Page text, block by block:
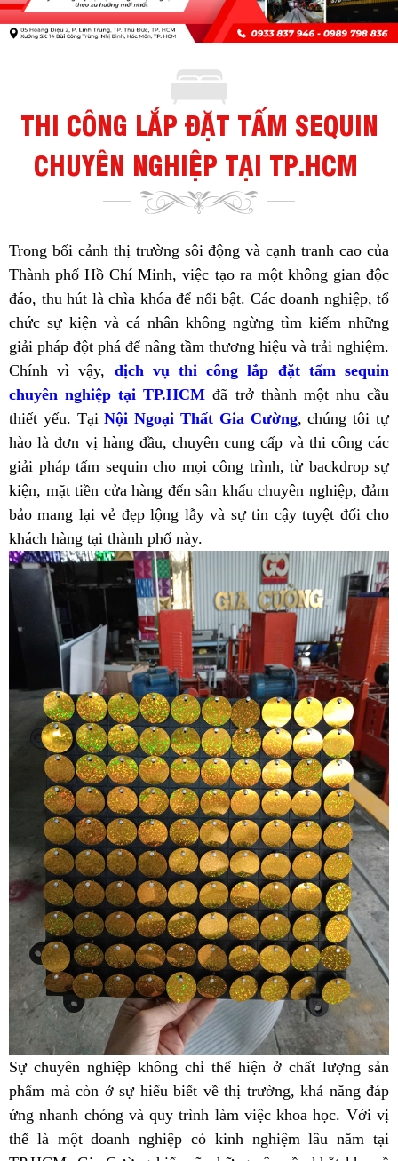
THI CÔNG LẮP ĐẶT TẤM SEQUIN
CHUYÊN NGHIỆP TẠI TP.HCM
Trong bối cảnh thị trường sôi động và cạnh tranh cao của
Thành phố Hồ Chí Minh, việc tạo ra một không gian độc
đáo, thu hút là chìa khóa để nổi bật. Các doanh nghiệp, tổ
chức sự kiện và cá nhân không ngừng tìm kiếm những
giải pháp đột phá để nâng tầm thương hiệu và trải nghiệm.
Chính vì vậy, dịch vụ thi công lắp đặt tấm sequin
chuyên nghiệp tại TP.HCM đã trở thành một nhu cầu
thiết yếu. TạiNội Ngoại Thất Gia Cường, chúng tôi tự
hào là đơn vị hàng đầu, chuyên cung cấp và thi công các
giải pháp tấm sequin cho mọi công trình, từ backdrop sự
kiện, mặt tiền cửa hàng đến sân khấu chuyên nghiệp, đảm
bảo mang lại vẻ đẹp lộng lẫy và sự tin cậy tuyệt đối cho
khách hàng tại thành phố này.
Sự chuyên nghiệp không chỉ thể hiện ở chất lượng sản
phẩm mà còn ở sự hiểu biết về thị trường, khả năng đáp
ứng nhanh chóng và quy trình làm việc khoa học. Với vị
thế là một doanh nghiệp có kinh nghiệm lâu năm tại